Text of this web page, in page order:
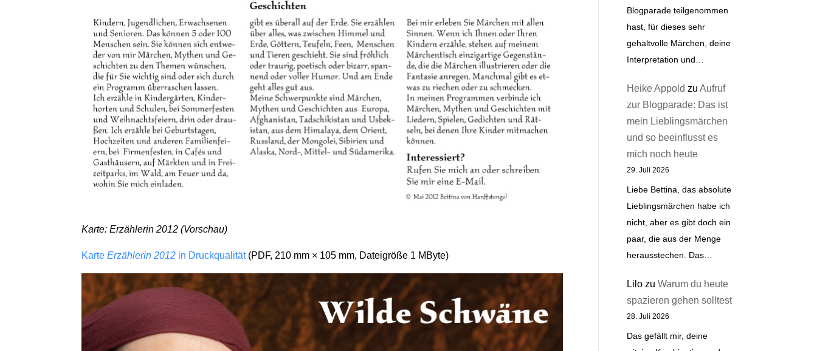
Karte: Erzählerin 2012 (Vorschau)
KarteErzählerin 2012 in Druckqualität(PDF, 210 mm × 105 mm, Dateigröße 1 MByte)
Blogparade teilgenommen
hast, für dieses sehr
gehaltvolle Märchen, deine
Interpretation und…
Heike Appold zuAufruf
zur Blogparade: Das ist
mein Lieblingsmärchen
und so beeinflusst es
mich noch heute
29. Juli 2026
Liebe Bettina, das absolute
Lieblingsmärchen habe ich
nicht, aber es gibt doch ein
paar, die aus der Menge
herausstechen. Das…
Lilo zuWarum du heute
spazieren gehen solltest
28. Juli 2026
Das gefällt mir, deine